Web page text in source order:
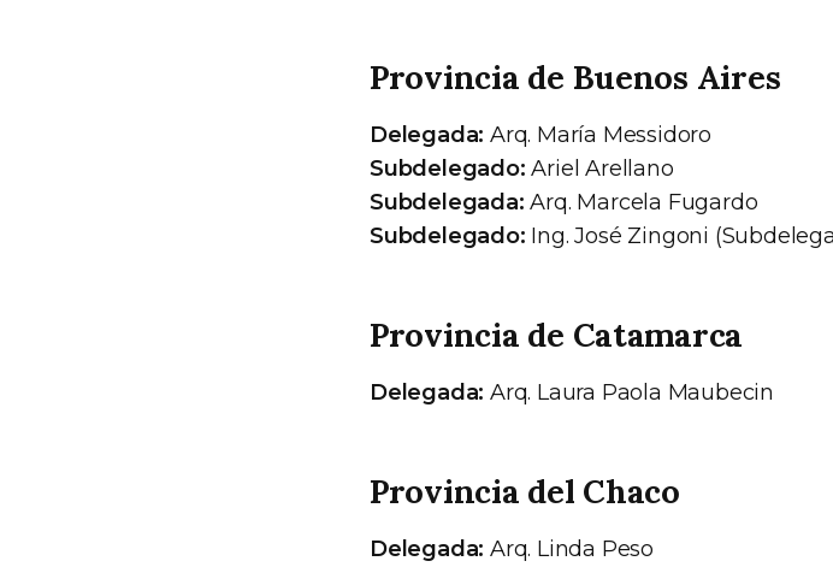
Provincia de Buenos Aires
Delegada: Arq. María Messidoro
Subdelegado: Ariel Arellano
Subdelegada: Arq. Marcela Fugardo
Subdelegado: Ing. José Zingoni
Provincia de Catamarca
Delegada: Arq. Laura Paola Maubecin
Provincia del Chaco
Delegada: Arq. Linda Peso